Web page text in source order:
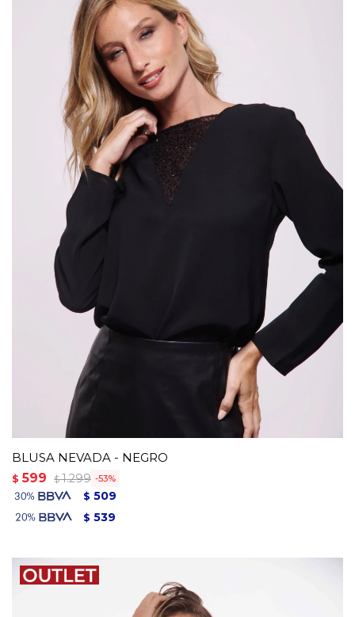
BLUSA NEVADA - NEGRO
$ 599 $ 1.299 53
$ 509
$ 539